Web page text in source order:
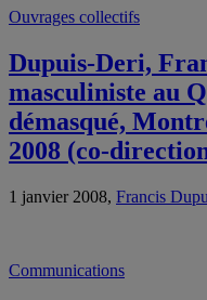
Ouvrages collectifs
Dupuis-Deri,
masculiniste au
démasqué,
2008 (co-
1 janvier 2008, Francis
Communications